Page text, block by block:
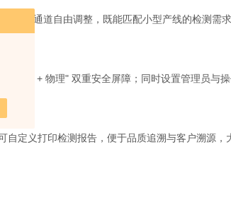
通道自由调整，既能匹配小型产线的检测需
“电子 + 物理" 双重安全屏障；同时设置管理员与
定义打印检测报告，便于品质追溯与客户溯源，